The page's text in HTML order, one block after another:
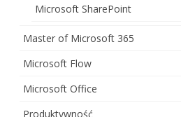
Microsoft SharePoint
Master of Microsoft 365
Microsoft Flow
Microsoft Office
Produktywność